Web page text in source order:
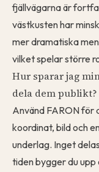
fjällvägarna är
västkusten har
mer dramatiska
vilket spelar större
Hur sparar jag
dela dem publikt?
Använd FARON
koordinat, bild och
underlag. Inget
tiden bygger du